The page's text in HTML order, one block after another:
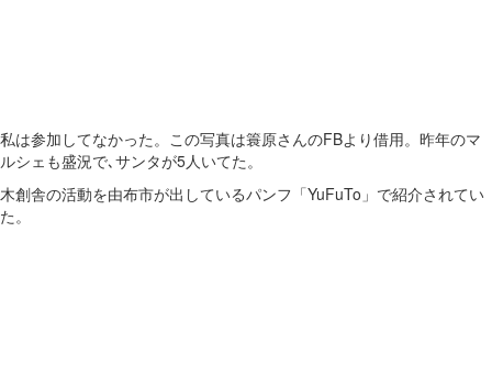
私は参加してなかった。この写真は簑原さんのFBより借用。昨年のマ
ルシェも盛況で､サンタが5人いてた。
木創舎の活動を由布市が出しているパンフ「YuFuTo」で紹介されてい
た。